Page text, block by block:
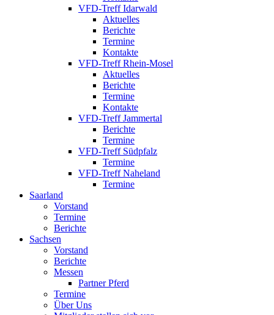
VFD-Treff Idarwald
Aktuelles
Berichte
Termine
Kontakte
VFD-Treff Rhein-Mosel
Aktuelles
Berichte
Termine
Kontakte
VFD-Treff Jammertal
Berichte
Termine
VFD-Treff Südpfalz
Termine
VFD-Treff Naheland
Termine
Saarland
Vorstand
Termine
Berichte
Sachsen
Vorstand
Berichte
Messen
Partner Pferd
Termine
Über Uns